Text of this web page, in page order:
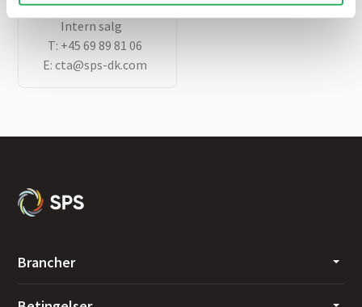
Christina Toft
Intern salg
T: +45 69 89 81 06
E: cta@sps-dk.com
Brancher